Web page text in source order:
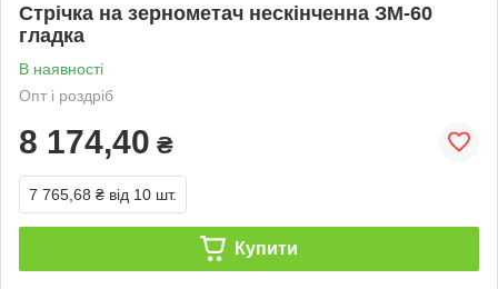
Стрічка на зернометач нескінченна ЗМ-60
гладка
В наявності
Опт і роздріб
8 174,40 ₴
7 765,68 ₴ від 10 шт.
Купити